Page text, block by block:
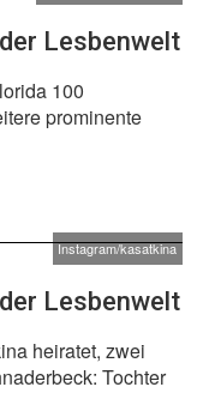
Lesbenwelt
100
prominente
Instagram/kasatkina
Lesbenwelt
heiratet, zwei
Tochter